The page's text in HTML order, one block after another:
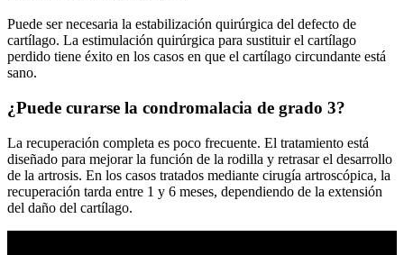
Puede ser necesaria la estabilización quirúrgica del defecto de
cartílago. La estimulación quirúrgica para sustituir el cartílago
perdido tiene éxito en los casos en que el cartílago circundante está
sano.
¿Puede curarse la condromalacia de grado 3?
La recuperación completa es poco frecuente. El tratamiento está
diseñado para mejorar la función de la rodilla y retrasar el desarrollo
de la artrosis. En los casos tratados mediante cirugía artroscópica, la
recuperación tarda entre 1 y 6 meses, dependiendo de la extensión
del daño del cartílago.